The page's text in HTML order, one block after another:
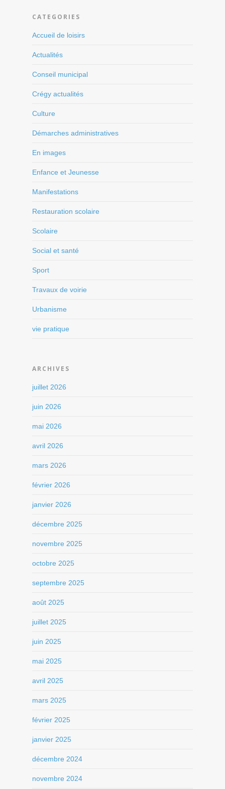
CATEGORIES
Accueil de loisirs
Actualités
Conseil municipal
Crégy actualités
Culture
Démarches administratives
En images
Enfance et Jeunesse
Manifestations
Restauration scolaire
Scolaire
Social et santé
Sport
Travaux de voirie
Urbanisme
vie pratique
ARCHIVES
juillet 2026
juin 2026
mai 2026
avril 2026
mars 2026
février 2026
janvier 2026
décembre 2025
novembre 2025
octobre 2025
septembre 2025
août 2025
juillet 2025
juin 2025
mai 2025
avril 2025
mars 2025
février 2025
janvier 2025
décembre 2024
novembre 2024